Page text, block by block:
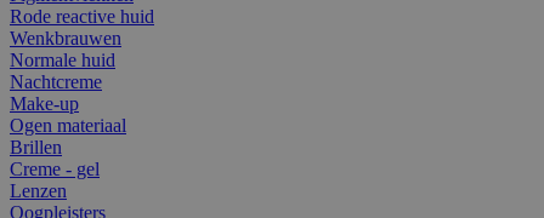
Rode reactive huid
Wenkbrauwen
Normale huid
Nachtcreme
Make-up
Ogen materiaal
Brillen
Creme - gel
Lenzen
Oogpleisters